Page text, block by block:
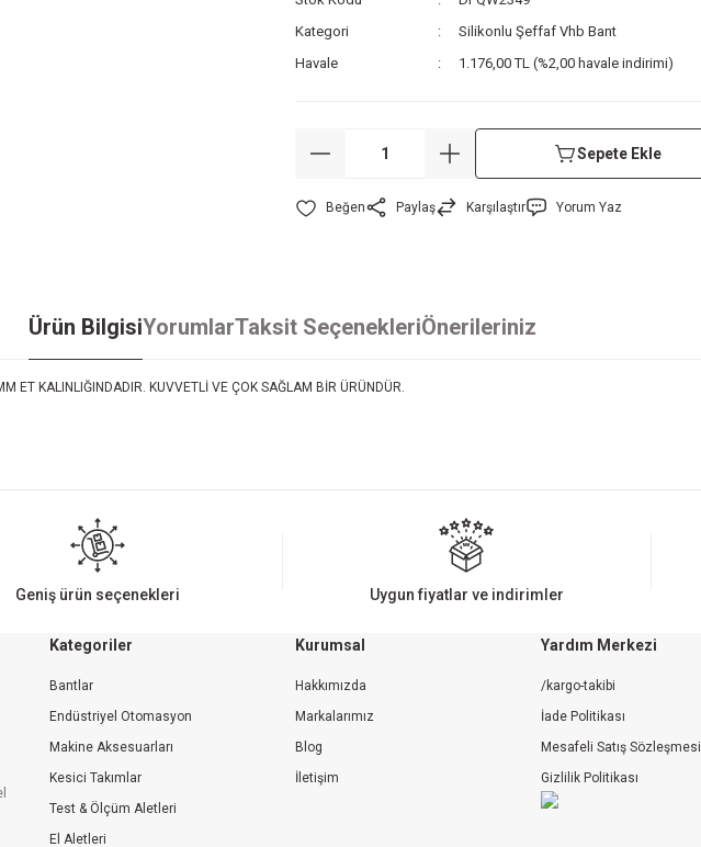
Kategori
Silikonlu Şeffaf Vhb Bant
Havale
1.176,00 TL (%2,00 havale indirimi)
Sepete Ekle
Paylaş Karşılaştır Yorum Yaz
Ürün BilgisiYorumlarTaksit SeçenekleriÖnerileriniz
ET KALINLIĞINDADIR. KUVVETLİ VE ÇOK SAĞLAM BİR ÜRÜNDÜR.
Gönder
Geniş ürün seçenekleri Uygun fiyatlar ve indirimler
Kategoriler
Bantlar
Endüstriyel Otomasyon
Makine Aksesuarları
Kesici Takımlar
Test & Ölçüm Aletleri
El Aletleri
Kurumsal
Hakkımızda
Markalarımız
Blog
İletişim
Yardım Merkezi
/kargo-takibi
İade Politikası
Mesafeli Satış Sözleşmesi
Gizlilik Politikası